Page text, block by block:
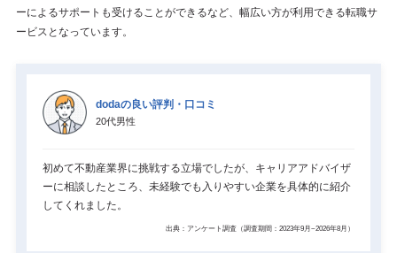
ーによるサポートも受けることができるなど、幅広い方が利用できる転職サ
ービスとなっています。
dodaの良い評判・口コミ
20代男性
初めて不動産業界に挑戦する立場でしたが、キャリアアドバイザ
ーに相談したところ、未経験でも入りやすい企業を具体的に紹介
してくれました。
出典：アンケート調査（調査期間：2023年9月~2026年8月）